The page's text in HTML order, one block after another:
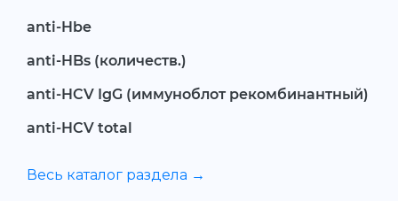
anti-Hbe
anti-HBs (количеств.)
anti-HCV IgG (иммуноблот рекомбинантный)
anti-HCV total
Весь каталог раздела →